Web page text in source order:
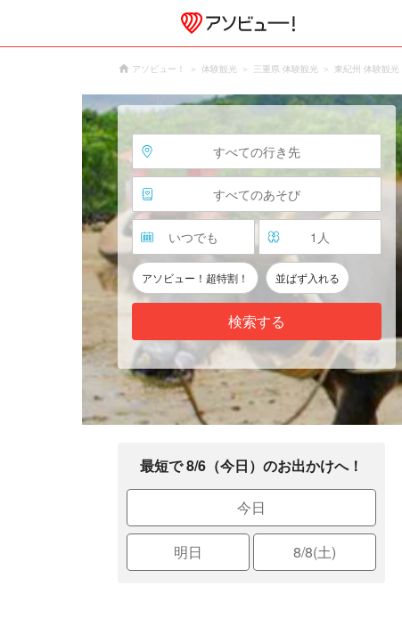
アソビュー！ 体験観光 三重県 体験観光 東紀州 体験観光
すべての行き先
すべてのあそび
いつでも 1 人
アソビュー！超特割！ 並ばず入れる
検索する
最短で 8/6（今日）のお出かけへ！
今日
明日 8/8(土)